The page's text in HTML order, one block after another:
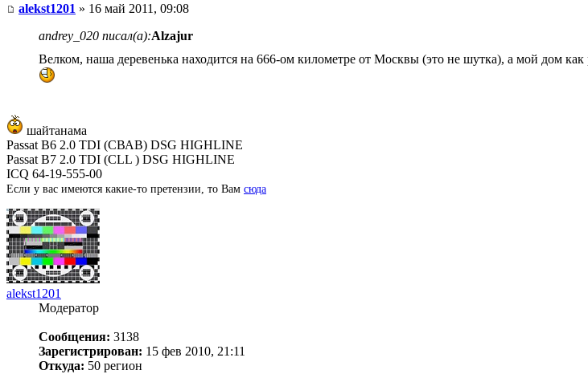
alekst1201 » 16 май 2011, 09:08
andrey_020 писал(а):Alzajur
Велком, наша деревенька находится на 666-ом километре от Москвы (это не шутка), а мой дом
шайтанама
Passat B6 2.0 TDI (СВАВ) DSG HIGHLINE
Passat B7 2.0 TDI (СLL ) DSG HIGHLINE
ICQ 64-19-555-00
Если у вас имеются какие-то претензии, то Вам сюда
alekst1201
Модератор
Сообщения: 3138
Зарегистрирован: 15 фев 2010, 21:11
Откуда: 50 регион